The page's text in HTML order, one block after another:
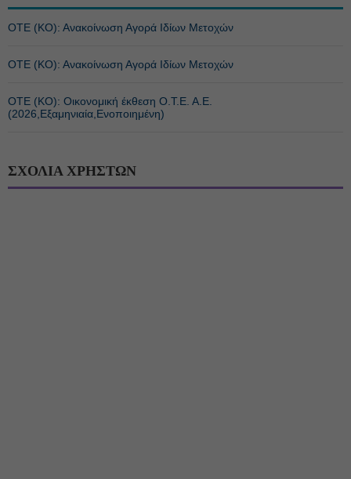
ΟΤΕ (ΚΟ): Ανακοίνωση Αγορά Ιδίων Μετοχών
ΟΤΕ (ΚΟ): Ανακοίνωση Αγορά Ιδίων Μετοχών
ΟΤΕ (ΚΟ): Οικονομική έκθεση Ο.Τ.Ε. Α.Ε.
(2026,Εξαμηνιαία,Ενοποιημένη)
ΣΧΟΛΙΑ ΧΡΗΣΤΩΝ